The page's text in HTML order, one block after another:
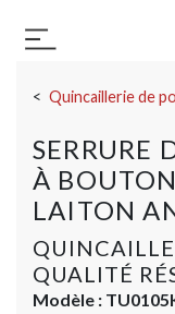
Basculer la
Quincaillerie de
SERRURE
À
LAITON
QUALITÉ
Modèle :